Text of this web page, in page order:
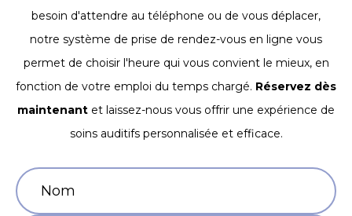
besoin d'attendre au téléphone ou de vous déplacer,
notre système de prise de rendez-vous en ligne vous
permet de choisir l'heure qui vous convient le mieux, en
fonction de votre emploi du temps chargé. Réservez dès
maintenant et laissez-nous vous offrir une expérience de
soins auditifs personnalisée et efficace.